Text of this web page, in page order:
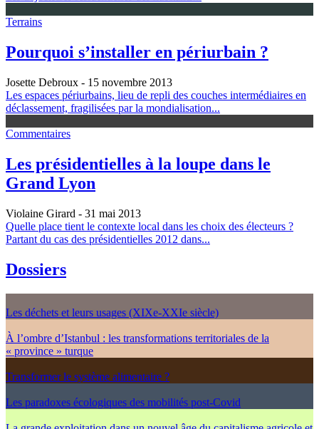
Terrains
Pourquoi s’installer en périurbain ?
Josette Debroux - 15 novembre 2013
Les espaces périurbains, lieu de repli des couches intermédiaires en
déclassement, fragilisées par la mondialisation...
Commentaires
Les présidentielles à la loupe dans le
Grand Lyon
Violaine Girard - 31 mai 2013
Quelle place tient le contexte local dans les choix des électeurs ?
Partant du cas des présidentielles 2012 dans...
Dossiers
Les déchets et leurs usages (XIXe-XXIe siècle)
À l’ombre d’Istanbul : les transformations territoriales de la
« province » turque
Transformer le système alimentaire ?
Les paradoxes écologiques des mobilités post-Covid